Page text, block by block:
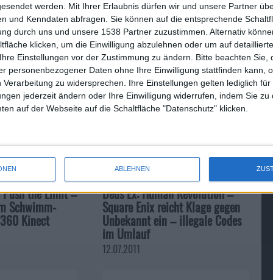
werden.
Mit Ihrer Erlaubnis dürfen wir und unsere Partner
und Kenndaten abfragen. Sie können auf die entsprechende
durch uns und unsere 1538 Partner zuzustimmen. Alternativ
klicken, um die Einwilligung abzulehnen oder um auf
Einstellungen vor der Zustimmung zu ändern.
Bitte beachten Sie,
personenbezogener Daten ohne Ihre Einwilligung stattfinden kann,
Verarbeitung zu widersprechen. Ihre Einstellungen gelten lediglich
jederzeit ändern oder Ihre Einwilligung widerrufen, indem Sie zu
auf der Webseite auf die Schaltfläche "Datenschutz" klicken.
ABLEHNEN
für Männer und Frauen zum neuen Titel beisteuern.
Entwickler in der Lage, präzise Anweisungen und ein
wird ein Höchstmaß an Effektivität gewährleistet.
Neuer Gameplay-Trailer zu Assa…
the Limit –
Schwimm-
Kinect
Deus Ex: Human Revolution –
Square Enix reicht Klage gegen
Unbekannt ein – illegale Codes
im Umlauf
12.07.2011